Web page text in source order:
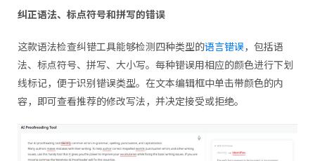
纠正语法、标点符号和拼写的错误
这款语法检查纠错工具能够检测四种类型的语言错误，包括语
法、标点符号、拼写、大小写。每种错误用相应的颜色进行下划
线标记，便于识别错误类型。在文本编辑框中单击带颜色的内
容，即可查看推荐的修改写法，并决定接受或拒绝。